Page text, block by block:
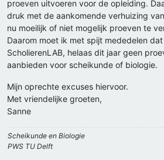
proeven uitvoeren voor de opleiding.
druk met de aankomende verhuizing
nu moeilijk of niet mogelijk proeven te
Daarom moet ik met spijt mededelen
ScholierenLAB, helaas dit jaar geen
aanbieden voor scheikunde of biologie.
Mijn oprechte excuses hiervoor.
Met vriendelijke groeten,
Sanne
Scheikunde en Biologie
PWS TU Delft